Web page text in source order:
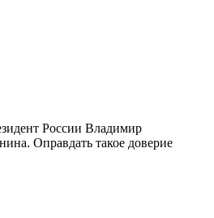
России Владимир
Оправдать такое доверие